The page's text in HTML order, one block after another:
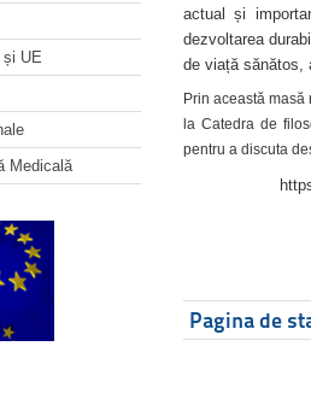
și UE
Medicală
actual și
dezvoltarea
de viață sănătos,
Prin această
la Catedra de
pentru a discuta
Pagina de